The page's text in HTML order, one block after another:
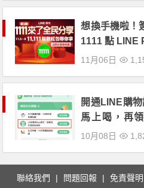
想換手機啦！
1111 點 LINE
11月06日
開通LINE購
馬上喝，再
包！
10月08日
聯絡我們 問題回報 免責聲明